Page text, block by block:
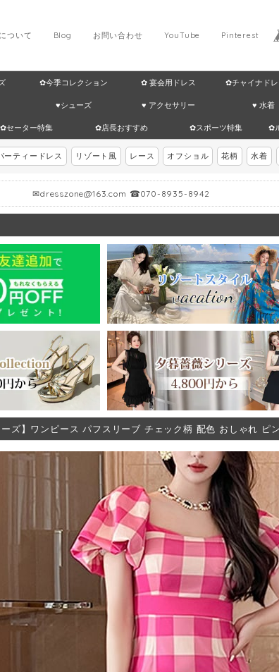
Pinterest
YouTube
お問い合わせ
Blog
ついて
✿今季コレクション ✿ 宴会用ドレス ✿チャイナド
♥シューズ ♥ アクセサリー ♥ 水着
✿セーター特集 ✿店長おすすめ ✿スポーツ特集 ✿
ーティードレス リゾート風 レース オフショル 花柄 水着
✉dresszone@163.com ☎070-8935-8942
ーズ】ワンピース パフスリーブ チェック柄 配色 おしゃれ ピ